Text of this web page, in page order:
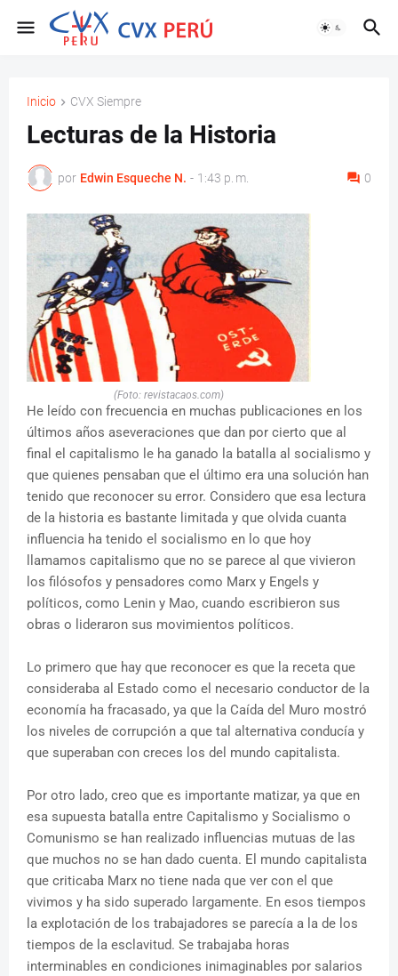
Inicio CVX Siempre
Lecturas de la Historia
por Edwin Esqueche N. - 1:43 p. m. 0
(Foto: revistacaos.com)
He leído con frecuencia en muchas publicaciones en los
últimos años aseveraciones que dan por cierto que al
final el capitalismo le ha ganado la batalla al socialismo y
que quienes pensaban que el último era una solución han
tenido que reconocer su error. Considero que esa lectura
de la historia es bastante limitada y que olvida cuanta
influencia ha tenido el socialismo en lo que hoy
llamamos capitalismo que no se parece al que vivieron
los filósofos y pensadores como Marx y Engels y
políticos, como Lenin y Mao, cuando escribieron sus
obras o lideraron sus movimientos políticos.
Lo primero que hay que reconocer es que la receta que
consideraba al Estado como el necesario conductor de la
economía ha fracasado, ya que la Caída del Muro mostró
los niveles de corrupción a que tal alternativa conducía y
que superaban con creces los del mundo capitalista.
Por otro lado, creo que es importante matizar, ya que en
esa supuesta batalla entre Capitalismo y Socialismo o
Comunismo se han realizado influencias mutuas de las
que muchos no se han dado cuenta. El mundo capitalista
que criticaba Marx no tiene nada que ver con el que
vivimos y ha sido superado largamente. En esos tiempos
la explotación de los trabajadores se parecía a la de los
tiempos de la esclavitud. Se trabajaba horas
interminables en condiciones inimaginables por salarios